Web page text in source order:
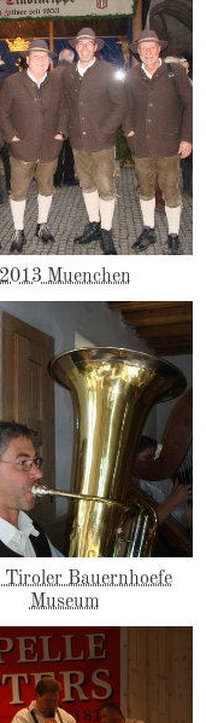
2013 Muenchen
Tiroler Bauernhoefe
Museum